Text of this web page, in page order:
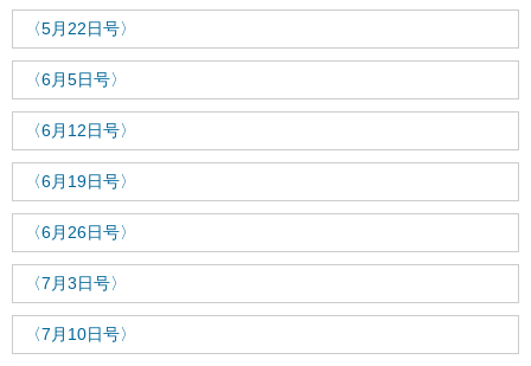
〈5月22日号〉
〈6月5日号〉
〈6月12日号〉
〈6月19日号〉
〈6月26日号〉
〈7月3日号〉
〈7月10日号〉